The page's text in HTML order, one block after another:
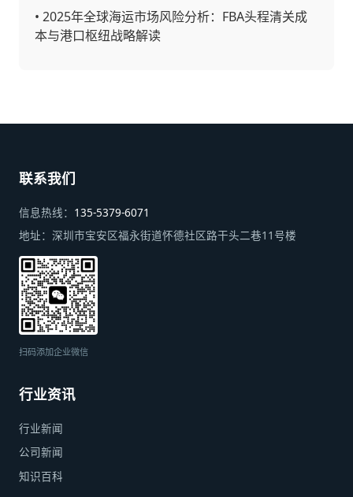
• 2025年全球海运市场风险分析：FBA头程清关成
本与港口枢纽战略解读
联系我们
信息热线： 135-5379-6071
地址： 深圳市宝安区福永街道怀德社区路干头二巷11号楼
扫码添加企业微信
行业资讯
行业新闻
公司新闻
知识百科